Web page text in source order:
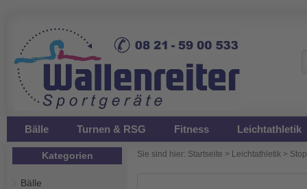
Bälle Turnen & RSG Fitness Leichtathletik
Kategorien
Bälle
Sie sind hier: Startseite > Leichtathletik >